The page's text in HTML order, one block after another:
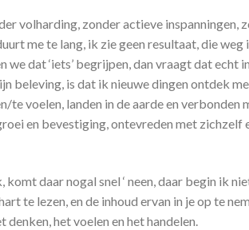
volharding, zonder actieve
me te lang, ik zie geen resultaat, die
dat ‘iets’ begrijpen, dan vraagt dat
beleving, is dat ik nieuwe dingen ontdek
te voelen, landen in de aarde en
en bevestiging, ontevreden met zichzelf
daar nogal snel ‘ neen, daar begin ik
te lezen, en de inhoud ervan in je op te
denken, het voelen en het handelen.